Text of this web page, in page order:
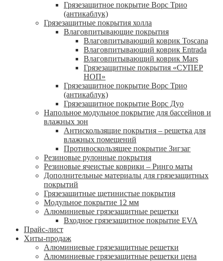
Грязезащитное покрытие Ворс Трио
(антикаблук)
Грязезащитные покрытия холла
Влаговпитывающие покрытия
Влаговпитывающий коврик Toscana
Влаговпитывающий коврик Entrada
Влаговпитывающий коврик Mars
Грязезащитные покрытия «СУПЕР
НОП»
Грязезащитное покрытие Ворс Трио
(антикаблук)
Грязезащитное покрытие Ворс Дуо
Напольное модульное покрытие для бассейнов и
влажных зон
Антискользящие покрытия – решетка для
влажных помещений
Противоскользящее покрытие Зигзаг
Резиновые рулонные покрытия
Резиновые ячеистые коврики – Ринго маты
Дополнительные материалы для грязезащитных
покрытий
Грязезащитные щетинистые покрытия
Модульное покрытие 12 мм
Алюминиевые грязезащитные решетки
Входное грязезащитное покрытие EVA
Прайс-лист
Хиты-продаж
Алюминиевые грязезащитные решетки
Алюминиевые грязезащитные решетки цена